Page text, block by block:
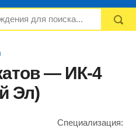
— ИК-4
Эл)
Специализация: